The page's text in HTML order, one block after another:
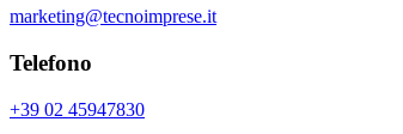
marketing@tecnoimprese.it
Telefono
+39 02 45947830